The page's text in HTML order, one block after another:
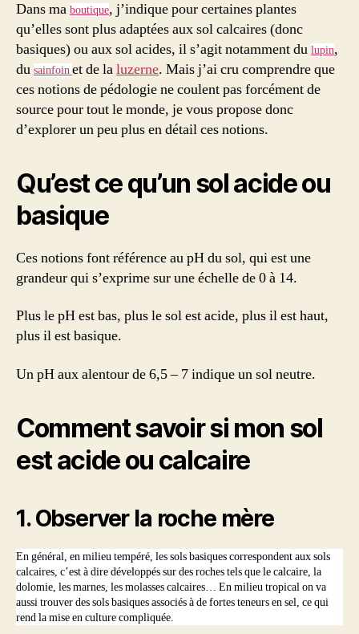
mon
sol
est
acide
ou
basique
?
Dans ma boutique, j’indique pour certaines plantes
qu’elles sont plus adaptées aux sol calcaires (donc
basiques) ou aux sol acides, il s’agit notamment du lupin,
du sainfoinet de laluzerne. Mais j’ai cru comprendre que
ces notions de pédologie ne coulent pas forcément de
source pour tout le monde, je vous propose donc
d’explorer un peu plus en détail ces notions.
Qu’est ce qu’un sol acide ou
basique
Ces notions font référence au pH du sol, qui est une
grandeur qui s’exprime sur une échelle de 0 à 14.
Plus le pH est bas, plus le sol est acide, plus il est haut,
plus il est basique.
Un pH aux alentour de 6,5 – 7 indique un sol neutre.
Comment savoir si mon sol
est acide ou calcaire
1. Observer la roche mère
En général, en milieu tempéré, les sols basiques correspondent aux sols
calcaires, c’est à dire développés sur des roches tels que le calcaire, la
dolomie, les marnes, les molasses calcaires… En milieu tropical on va
aussi trouver des sols basiques associés à de fortes teneurs en sel, ce qui
rend la mise en culture compliquée.